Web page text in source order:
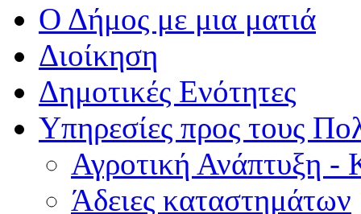
Ο Δήμος με μια ματιά
Διοίκηση
Δημοτικές Ενότητες
Υπηρεσίες προς τους
Αγροτική Ανάπτυξη -
Άδειες καταστημάτων